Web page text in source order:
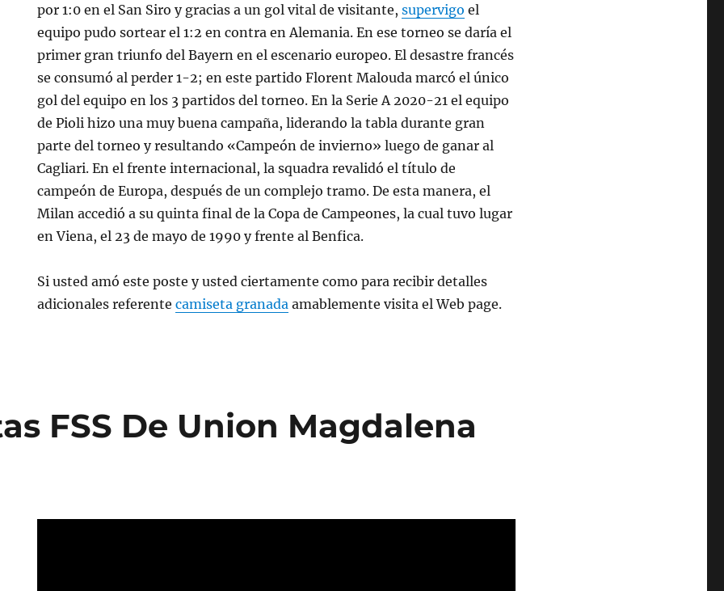
por 1:0 en el San Siro y gracias a un gol vital de visitante,supervigo el
equipo pudo sortear el 1:2 en contra en Alemania. En ese torneo se daría el
primer gran triunfo del Bayern en el escenario europeo. El desastre francés
se consumó al perder 1-2; en este partido Florent Malouda marcó el único
gol del equipo en los 3 partidos del torneo. En la Serie A 2020-21 el equipo
de Pioli hizo una muy buena campaña, liderando la tabla durante gran
parte del torneo y resultando «Campeón de invierno» luego de ganar al
Cagliari. En el frente internacional, la squadra revalidó el título de
campeón de Europa, después de un complejo tramo. De esta manera, el
Milan accedió a su quinta final de la Copa de Campeones, la cual tuvo lugar
en Viena, el 23 de mayo de 1990 y frente al Benfica.
Si usted amó este poste y usted ciertamente como para recibir detalles
adicionales referentecamiseta granada amablemente visita el Web page.
FSS De Union Magdalena